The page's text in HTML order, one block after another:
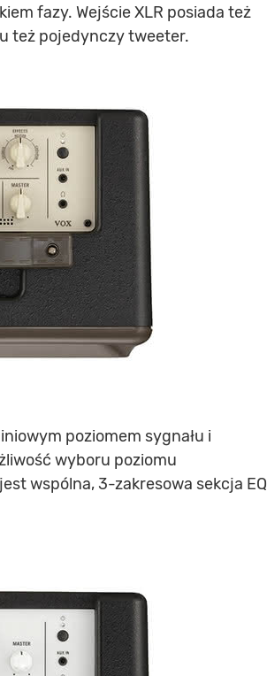
fazy. Wejście XLR posiada też
też pojedynczy tweeter.
poziomem sygnału i
wyboru poziomu
wspólna, 3-zakresowa sekcja EQ